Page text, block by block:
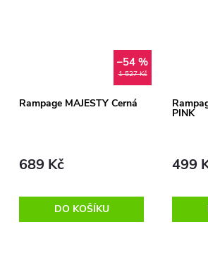
1 527 Kč
–54 %
Rampage MAJESTY Černá
689 Kč
DO KOŠÍKU
PINK
499